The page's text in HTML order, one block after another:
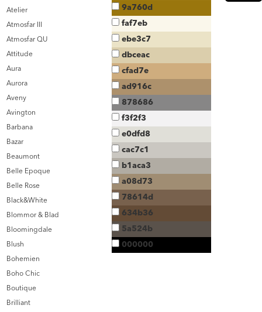
Atelier
Atmosfar III
Atmosfar QU
Attitude
Aura
Aurora
Aveny
Avington
Barbana
Bazar
Beaumont
Belle Epoque
Belle Rose
Black&White
Blommor & Blad
Bloomingdale
Blush
Bohemien
Boho Chic
Boutique
Brilliant
9a760d
faf7eb
ebe3c7
dbceac
cfad7e
ad916c
878686
f3f2f3
e0dfd8
cac7c1
b1aca3
a08d73
78614d
634b36
5a524b
000000